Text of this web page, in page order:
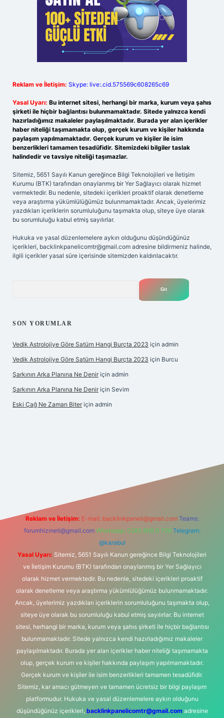
Reklam ve İletişim: Skype: live:.cid.575569c608265c69
Yasal Uyarı: Bu internet sitesi, herhangi bir marka, kurum veya şahıs
şirketi ile hiçbir bağlantısı bulunmamaktadır. Sitede yalnızca kendi
hazırladığımız makaleler paylaşılmaktadır. Burada yer alan içerikler
haber niteliği taşımamakta olup, gerçek kurum ve kişiler hakkında
paylaşım yapılmamaktadır. Gerçek kurum ve kişiler ile isim
benzerlikleri tamamen tesadüfidir. Sitemizdeki bilgiler taslak
halindedir ve tavsiye niteliği taşımazlar.
Sitemiz, 5651 Sayılı Kanun gereğince Bilgi Teknolojileri ve İletişim
Kurumu (BTK) tarafından onaylanmış bir Yer Sağlayıcı olarak hizmet
vermektedir. Bu nedenle, sitedeki içerikleri proaktif olarak denetleme
veya araştırma yükümlülüğümüz bulunmamaktadır. Ancak, üyelerimiz
yazdıkları içeriklerin sorumluluğunu taşımakta olup, siteye üye olarak
bu sorumluluğu kabul etmiş sayılırlar.
Hukuka ve yasal düzenlemelere aykırı olduğunu düşündüğünüz
içerikleri, backlinkpanelicomtr@gmail.com adresine bildirmeniz halinde,
ilgili içerikler yasal süre içerisinde sitemizden kaldırılacaktır.
SON YORUMLAR
Vedik Astrolojiye Göre Satürn Hangi Burçta 2023 için admin
Vedik Astrolojiye Göre Satürn Hangi Burçta 2023 için Burcu
Şarkının Arka Planına Ne Denir için admin
Şarkının Arka Planına Ne Denir için Sevim
Eski Çağ Ne Zaman Biter için admin
Reklam ve İletişim: E-mail: backlinkpaneli@gmail.com Teams:
forumhizmeti@gmail.com Whatsapp: 0262 606 0 726 Telegram:
@karabul
Yasal Uyarı: Sitemiz, 5651 Sayılı Kanun gereğince Bilgi Teknolojileri
ve İletişim Kurumu (BTK) tarafından onaylanmış bir Yer Sağlayıcı
olarak hizmet vermektedir. Bu nedenle, sitedeki içerikleri proaktif
olarak denetleme veya araştırma yükümlülüğümüz bulunmamaktadır.
Ancak, üyelerimiz yazdıkları içeriklerin sorumluluğunu taşımakta olup,
siteye üye olarak bu sorumluluğu kabul etmiş sayılırlar. Bu internet
sitesi, herhangi bir marka, kurum veya şahıs şirketi ile hiçbir bağlantısı
bulunmamaktadır. Sitede yalnızca kendi hazırladığımız makaleler
paylaşılmaktadır. Burada yer alan içerikler haber niteliği taşımamakta
olup, gerçek kurum ve kişiler hakkında paylaşım yapılmamaktadır.
Gerçek kurum ve kişiler ile isim benzerlikleri tamamen tesadüfidir.
Sitemiz, kar amacı gütmeyen ve tamamen ücretsiz bir bilgi paylaşım
platformudur. Hukuka ve yasal düzenlemelere aykırı olduğunu
düşündüğünüz içerikleri, backlinkpanelicomtr@gmail.comadresine